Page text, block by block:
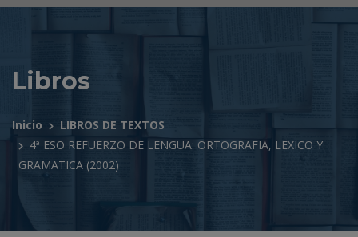
Libros
Inicio
LIBROS DE TEXTOS
4ª ESO REFUERZO DE LENGUA: ORTOGRAFIA, LEXICO Y
GRAMATICA (2002)